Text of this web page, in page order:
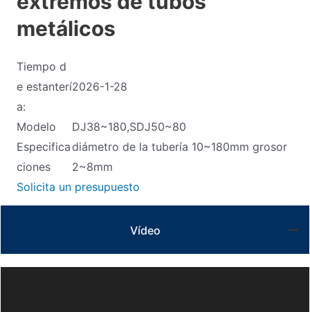
metálicos
Tiempo d
e estanterí
a:
2026-1-28
Modelo
DJ38~180,SDJ50~80
Especifica
ciones
diámetro de la tubería 10~180mm grosor
2~8mm
Solicita un presupuesto
Vídeo